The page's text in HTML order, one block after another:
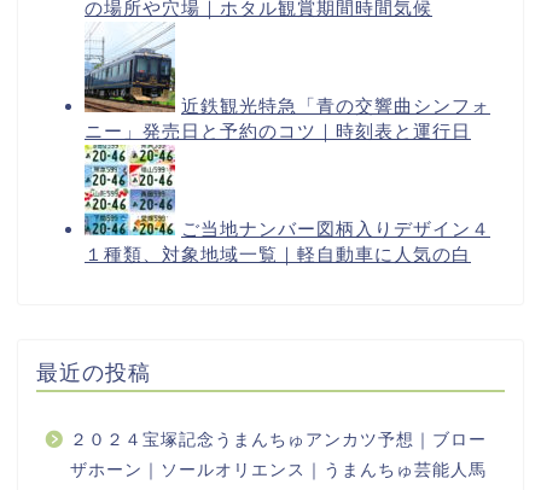
最近の投稿
２０２４宝塚記念うまんちゅアンカツ予想｜ブロー
ザホーン｜ソールオリエンス｜うまんちゅ芸能人馬